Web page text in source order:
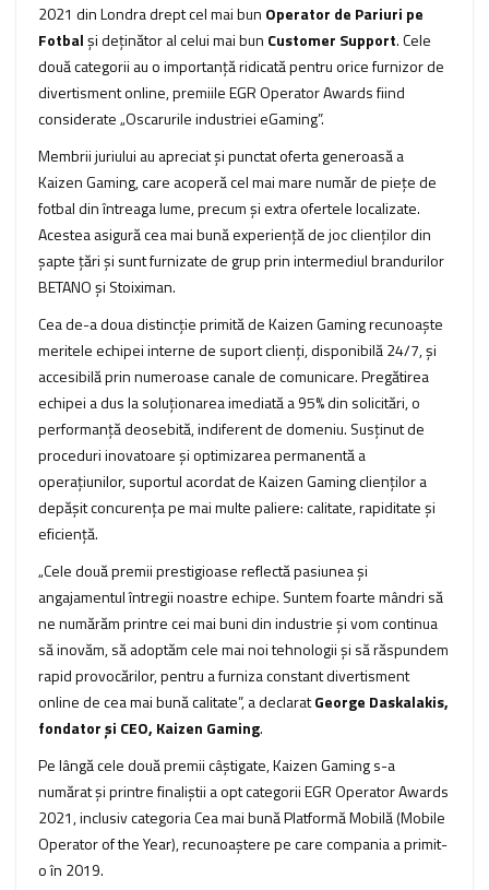
2021 din Londra drept cel mai bun Operator de Pariuri pe
Fotbalși deținător al celui mai bun Customer Support. Cele
două categorii au o importanță ridicată pentru orice furnizor de
divertisment online, premiile EGR Operator Awards fiind
considerate „Oscarurile industriei eGaming”.
Membrii juriului au apreciat și punctat oferta generoasă a
Kaizen Gaming, care acoperă cel mai mare număr de piețe de
fotbal din întreaga lume, precum și extra ofertele localizate.
Acestea asigură cea mai bună experiență de joc clienților din
șapte țări și sunt furnizate de grup prin intermediul brandurilor
BETANO și Stoiximan.
Cea de-a doua distincție primită de Kaizen Gaming recunoaște
meritele echipei interne de suport clienți, disponibilă 24/7, și
accesibilă prin numeroase canale de comunicare. Pregătirea
echipei a dus la soluționarea imediată a 95% din solicitări, o
performanță deosebită, indiferent de domeniu. Susținut de
proceduri inovatoare și optimizarea permanentă a
operațiunilor, suportul acordat de Kaizen Gaming clienților a
depășit concurența pe mai multe paliere: calitate, rapiditate și
eficiență.
„Cele două premii prestigioase reflectă pasiunea și
angajamentul întregii noastre echipe. Suntem foarte mândri să
ne numărăm printre cei mai buni din industrie și vom continua
să inovăm, să adoptăm cele mai noi tehnologii și să răspundem
rapid provocărilor, pentru a furniza constant divertisment
online de cea mai bună calitate”, a declaratGeorge Daskalakis,
fondator și CEO, Kaizen Gaming.
Pe lângă cele două premii câștigate, Kaizen Gaming s-a
numărat și printre finaliștii a opt categorii EGR Operator Awards
2021, inclusiv categoria Cea mai bună Platformă Mobilă (Mobile
Operator of the Year), recunoaștere pe care compania a primit-
o în 2019.